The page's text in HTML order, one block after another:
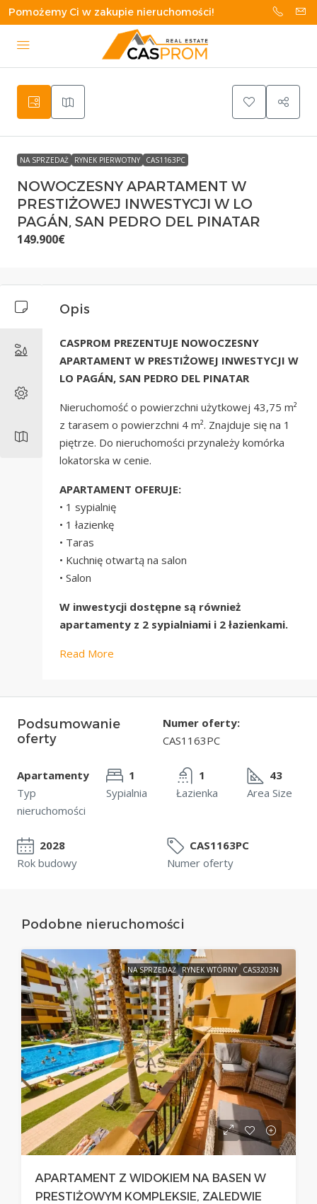
Pomożemy Ci w zakupie nieruchomości!
NA SPRZEDAŻ RYNEK PIERWOTNY CAS1163PC
NOWOCZESNY APARTAMENT W
PRESTIŻOWEJ INWESTYCJI W LO
PAGÁN, SAN PEDRO DEL PINATAR
149.900€
Opis
CASPROM PREZENTUJE NOWOCZESNY
APARTAMENT W PRESTIŻOWEJ INWESTYCJI W
LO PAGÁN, SAN PEDRO DEL PINATAR
Nieruchomość o powierzchni użytkowej 43,75 m²
z tarasem o powierzchni 4 m². Znajduje się na 1
piętrze. Do nieruchomości przynależy komórka
lokatorska w cenie.
APARTAMENT OFERUJE:
• 1 sypialnię
• 1 łazienkę
• Taras
• Kuchnię otwartą na salon
• Salon
W inwestycji dostępne są również
apartamenty z 2 sypialniami i 2 łazienkami.
Read More
Podsumowanie
oferty
Numer oferty:
CAS1163PC
Apartamenty
Typ
nieruchomości
1
Sypialnia
1
Łazienka
43
Area Size
2028
Rok budowy
CAS1163PC
Numer oferty
Podobne nieruchomości
NA SPRZEDAŻ RYNEK WTÓRNY CAS3203N
APARTAMENT Z WIDOKIEM NA BASEN W
PRESTIŻOWYM KOMPLEKSIE, ZALEDWIE